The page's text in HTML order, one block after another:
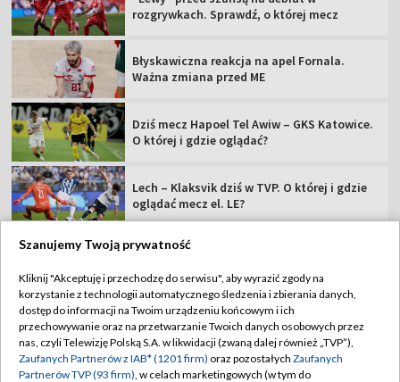
rozgrywkach. Sprawdź, o której mecz
Błyskawiczna reakcja na apel Fornala.
Ważna zmiana przed ME
Dziś mecz Hapoel Tel Awiw – GKS Katowice.
O której i gdzie oglądać?
Lech – Klaksvik dziś w TVP. O której i gdzie
oglądać mecz el. LE?
TVP
Abonament TVP
Sklep TVP
Regulamin TVP
Polityka prywatności
Szanujemy Twoją prywatność
Kliknij "Akceptuję i przechodzę do serwisu", aby wyrazić zgody na
korzystanie z technologii automatycznego śledzenia i zbierania danych,
dostęp do informacji na Twoim urządzeniu końcowym i ich
przechowywanie oraz na przetwarzanie Twoich danych osobowych przez
nas, czyli Telewizję Polską S.A. w likwidacji (zwaną dalej również „TVP”),
Zaufanych Partnerów z IAB* (1201 firm) oraz pozostałych Zaufanych
Partnerów TVP (93 firm), w celach marketingowych (w tym do